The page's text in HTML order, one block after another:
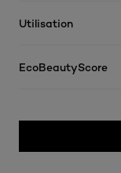
Utilisation
EcoBeautyScore